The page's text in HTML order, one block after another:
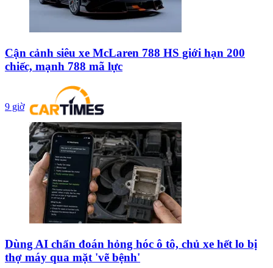
Cận cảnh siêu xe McLaren 788 HS giới hạn 200
chiếc, mạnh 788 mã lực
9 giờ
Dùng AI chẩn đoán hỏng hóc ô tô, chủ xe hết lo bị
thợ máy qua mặt 'vẽ bệnh'